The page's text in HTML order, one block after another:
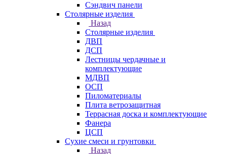
Сэндвич панели
Столярные изделия
Назад
Столярные изделия
ДВП
ДСП
Лестницы чердачные и
комплектующие
МДВП
ОСП
Пиломатериалы
Плита ветрозащитная
Террасная доска и комплектующие
Фанера
ЦСП
Сухие смеси и грунтовки
Назад